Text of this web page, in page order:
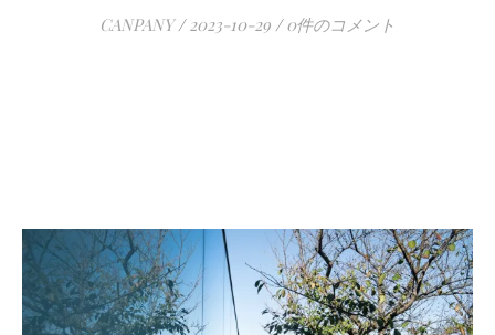
CANPANY / 2023-10-29 / 0件のコメント